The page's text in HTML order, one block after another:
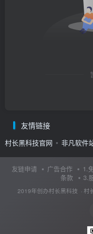
友情链接
村长黑科技官网 非凡软件
友链申请 广告合作 1.
条款
3.
2019年创办村长黑科技 · 村